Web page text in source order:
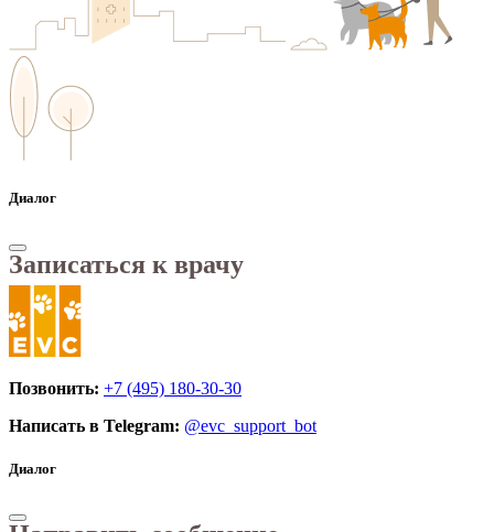
Диалог
Записаться к врачу
Позвонить: +7 (495) 180-30-30
Написать в Telegram: @evc_support_bot
Диалог